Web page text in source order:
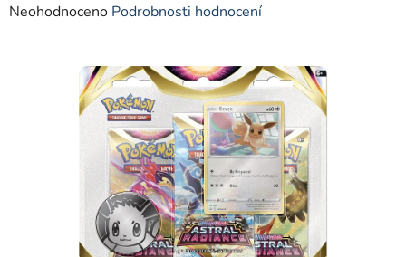
Průměrné
Neohodnoceno Podrobnosti hodnocení